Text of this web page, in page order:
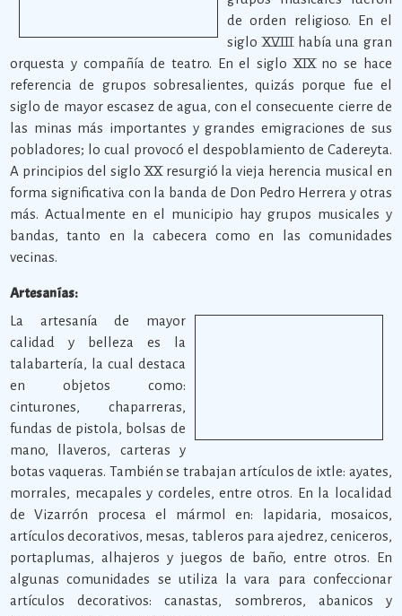
de orden religioso. En el
siglo XVIII había una gran
orquesta y compañía de teatro. En el siglo XIX no se hace
referencia de grupos sobresalientes, quizás porque fue el
siglo de mayor escasez de agua, con el consecuente cierre de
las minas más importantes y grandes emigraciones de sus
pobladores; lo cual provocó el despoblamiento de Cadereyta.
A principios del siglo XX resurgió la vieja herencia musical en
forma significativa con la banda de Don Pedro Herrera y otras
más. Actualmente en el municipio hay grupos musicales y
bandas, tanto en la cabecera como en las comunidades
vecinas.
Artesanías:
La artesanía de mayor
calidad y belleza es la
talabartería, la cual destaca
en objetos como:
cinturones, chaparreras,
fundas de pistola, bolsas de
mano, llaveros, carteras y
botas vaqueras. También se trabajan artículos de ixtle: ayates,
morrales, mecapales y cordeles, entre otros. En la localidad
de Vizarrón procesa el mármol en: lapidaria, mosaicos,
artículos decorativos, mesas, tableros para ajedrez, ceniceros,
portaplumas, alhajeros y juegos de baño, entre otros. En
algunas comunidades se utiliza la vara para confeccionar
artículos decorativos: canastas, sombreros, abanicos y